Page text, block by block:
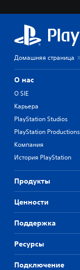
Домашняя страница
О нас
О SIE
Карьера
PlayStation Studios
PlayStation Productions
Компания
История PlayStation
Продукты
Ценности
Поддержка
Ресурсы
Подключение